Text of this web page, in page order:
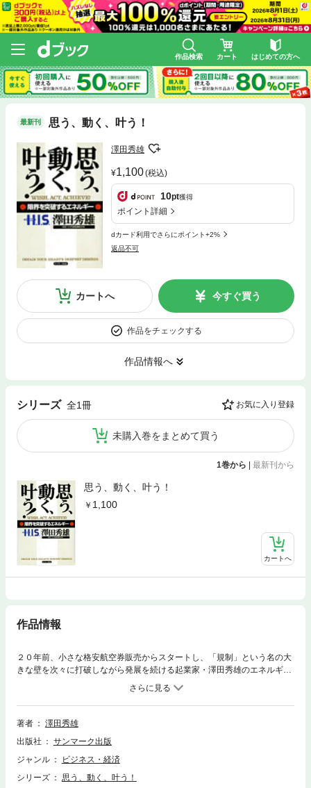
作品検索 カート はじめての方へ
最新刊 思う、動く、叶う！
澤田秀雄
1,100(税込)
10pt獲得
ポイント詳細
dカード利用でさらにポイント+2%
返品不可
カートへ 今すぐ買う
作品をチェックする
作品情報へ
シリーズ 全1冊 お気に入り登録
未購入巻をまとめて買う
1巻から 最新刊から
思う、動く、叶う！
1,100
カートへ
作品情報
２０年前、小さな格安航空券販売からスタートし、「規制」という名の大
きな壁を次々に打破しながら発展を続ける起業家・澤田秀雄のエネルギー
の秘密が、本書で初めて明らかになります。
著者
澤田秀雄
出版社
サンマーク出版
ジャンル
ビジネス・経済
シリーズ
思う、動く、叶う！